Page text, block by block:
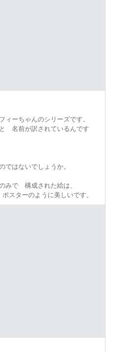
ーちゃんのシリーズです。
名前が訳されているんです
はないでしょうか。
みで 構成された絵は、
ターのように美しいです。